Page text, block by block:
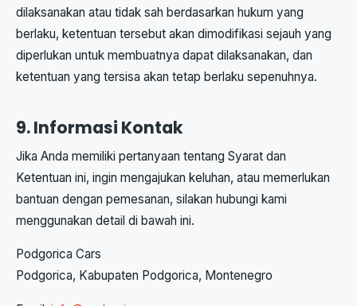
dilaksanakan atau tidak sah berdasarkan hukum yang
berlaku, ketentuan tersebut akan dimodifikasi sejauh yang
diperlukan untuk membuatnya dapat dilaksanakan, dan
ketentuan yang tersisa akan tetap berlaku sepenuhnya.
9. Informasi Kontak
Jika Anda memiliki pertanyaan tentang Syarat dan
Ketentuan ini, ingin mengajukan keluhan, atau memerlukan
bantuan dengan pemesanan, silakan hubungi kami
menggunakan detail di bawah ini.
Podgorica Cars
Podgorica, Kabupaten Podgorica, Montenegro